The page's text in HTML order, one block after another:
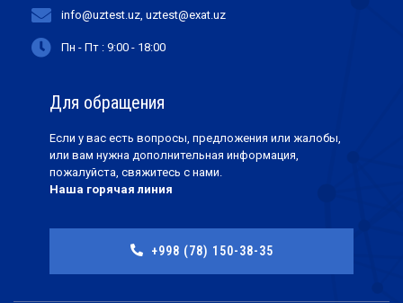
info@uztest.uz, uztest@exat.uz
Пн - Пт : 9:00 - 18:00
Для обращения
Если у вас есть вопросы, предложения или жалобы,
или вам нужна дополнительная информация,
пожалуйста, свяжитесь с нами.
Наша горячая линия
+998 (78) 150-38-35